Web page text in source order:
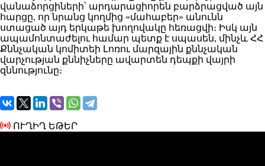
վանաձորցիների՝ արդարացիորեն բարձրացված այն
հարցը, որ նրանց կողմից «մահաբեր» անունն
ստացած այդ երկաթե խողովակը հեռացվի։ Իսկ այն
ապամոնտաժելու համար պետք է սպասեն, մինչև ՀՀ
Քննչական կոմիտեի Լոռու մարզային քննչական
վարչության քննիչները ավարտեն դեպքի վայրի
զննությունը։
ՈՒՂԻՂ ԵԹԵՐ